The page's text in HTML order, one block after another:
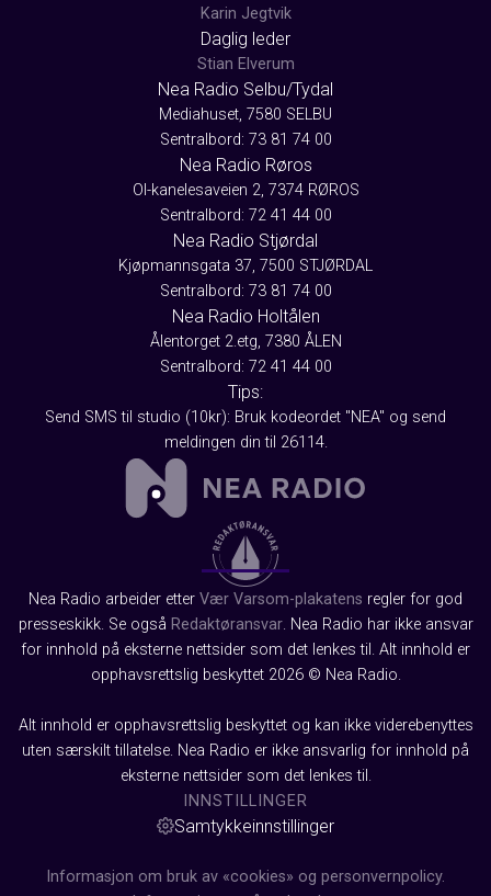
Karin Jegtvik
Daglig leder
Stian Elverum
Nea Radio Selbu/Tydal
Mediahuset, 7580 SELBU
Sentralbord: 73 81 74 00
Nea Radio Røros
Ol-kanelesaveien 2, 7374 RØROS
Sentralbord: 72 41 44 00
Nea Radio Stjørdal
Kjøpmannsgata 37, 7500 STJØRDAL
Sentralbord: 73 81 74 00
Nea Radio Holtålen
Ålentorget 2.etg, 7380 ÅLEN
Sentralbord: 72 41 44 00
Tips:
Send SMS til studio (10kr): Bruk kodeordet "NEA" og send
meldingen din til 26114.
Nea Radio arbeider etter Vær Varsom-plakatens regler for god
presseskikk. Se også Redaktøransvar. Nea Radio har ikke ansvar
for innhold på eksterne nettsider som det lenkes til. Alt innhold er
opphavsrettslig beskyttet 2026 © Nea Radio.
Alt innhold er opphavsrettslig beskyttet og kan ikke viderebenyttes
uten særskilt tillatelse. Nea Radio er ikke ansvarlig for innhold på
eksterne nettsider som det lenkes til.
INNSTILLINGER
Samtykkeinnstillinger
Informasjon om bruk av «cookies» og personvernpolicy.